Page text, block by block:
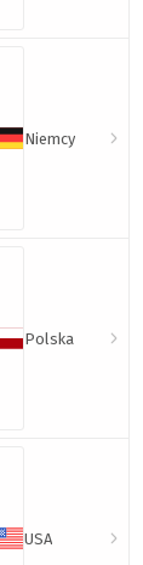
Niemcy
Polska
USA